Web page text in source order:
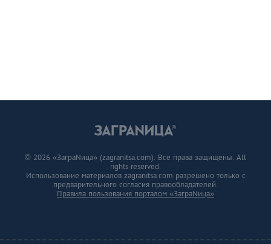
© 2026 «ЗаграNица» (zagranitsa.com). Все права защищены. All
rights reserved.
Использование материалов zagranitsa.com разрешено только с
предварительного согласия правообладателей.
Правила пользования порталом «ЗаграNица»